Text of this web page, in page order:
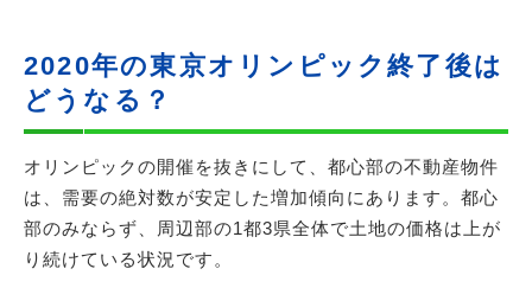
2020年の東京オリンピック終了後は
どうなる？
オリンピックの開催を抜きにして、都心部の不動産物件
は、需要の絶対数が安定した増加傾向にあります。都心
部のみならず、周辺部の1都3県全体で土地の価格は上が
り続けている状況です。